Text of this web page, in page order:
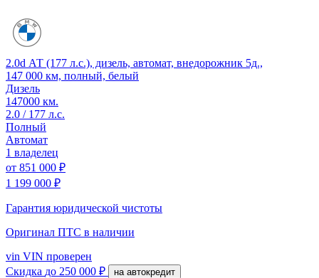
2.0d АТ (177 л.с.), дизель, автомат, внедорожник 5д.,
147 000 км, полный, белый
Дизель
147000 км.
2.0 / 177 л.с.
Полный
Автомат
1 владелец
от 851 000 ₽
1 199 000 ₽
Гарантия юридической чистоты
Оригинал ПТС в наличии
vin VIN проверен
Скидка до 250 000 ₽ на автокредит